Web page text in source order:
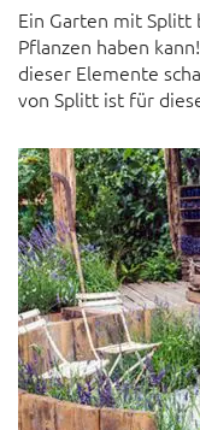
Ein Garten mit Splitt
Pflanzen haben
dieser Elemente
von Splitt ist für